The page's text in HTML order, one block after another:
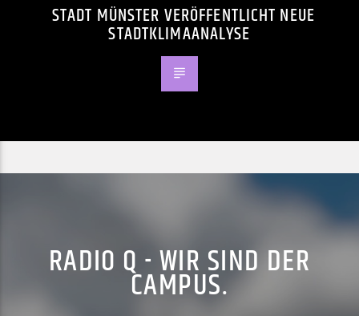
STADT MÜNSTER VERÖFFENTLICHT NEUE
STADTKLIMAANALYSE
RADIO Q - WIR SIND DER
CAMPUS.